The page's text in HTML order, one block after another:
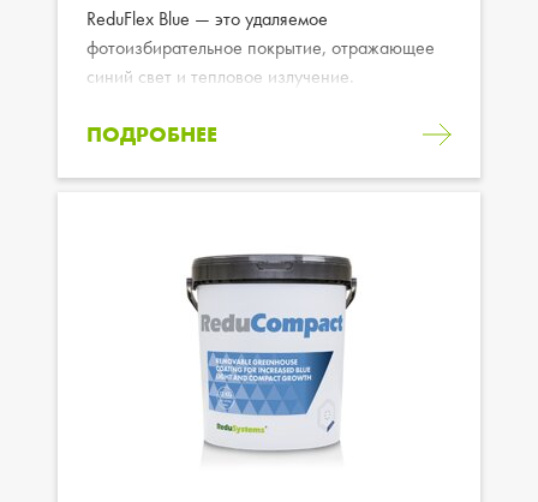
ReduFlex Blue — это удаляемое
фотоизбирательное покрытие, отражающее
синий свет и тепловое излучение.
ПОДРОБНЕЕ